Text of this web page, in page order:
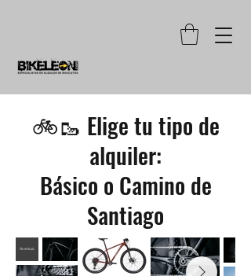
🚲🥾 Elige tu tipo de
alquiler:
Básico o Camino de
Santiago
Aventura